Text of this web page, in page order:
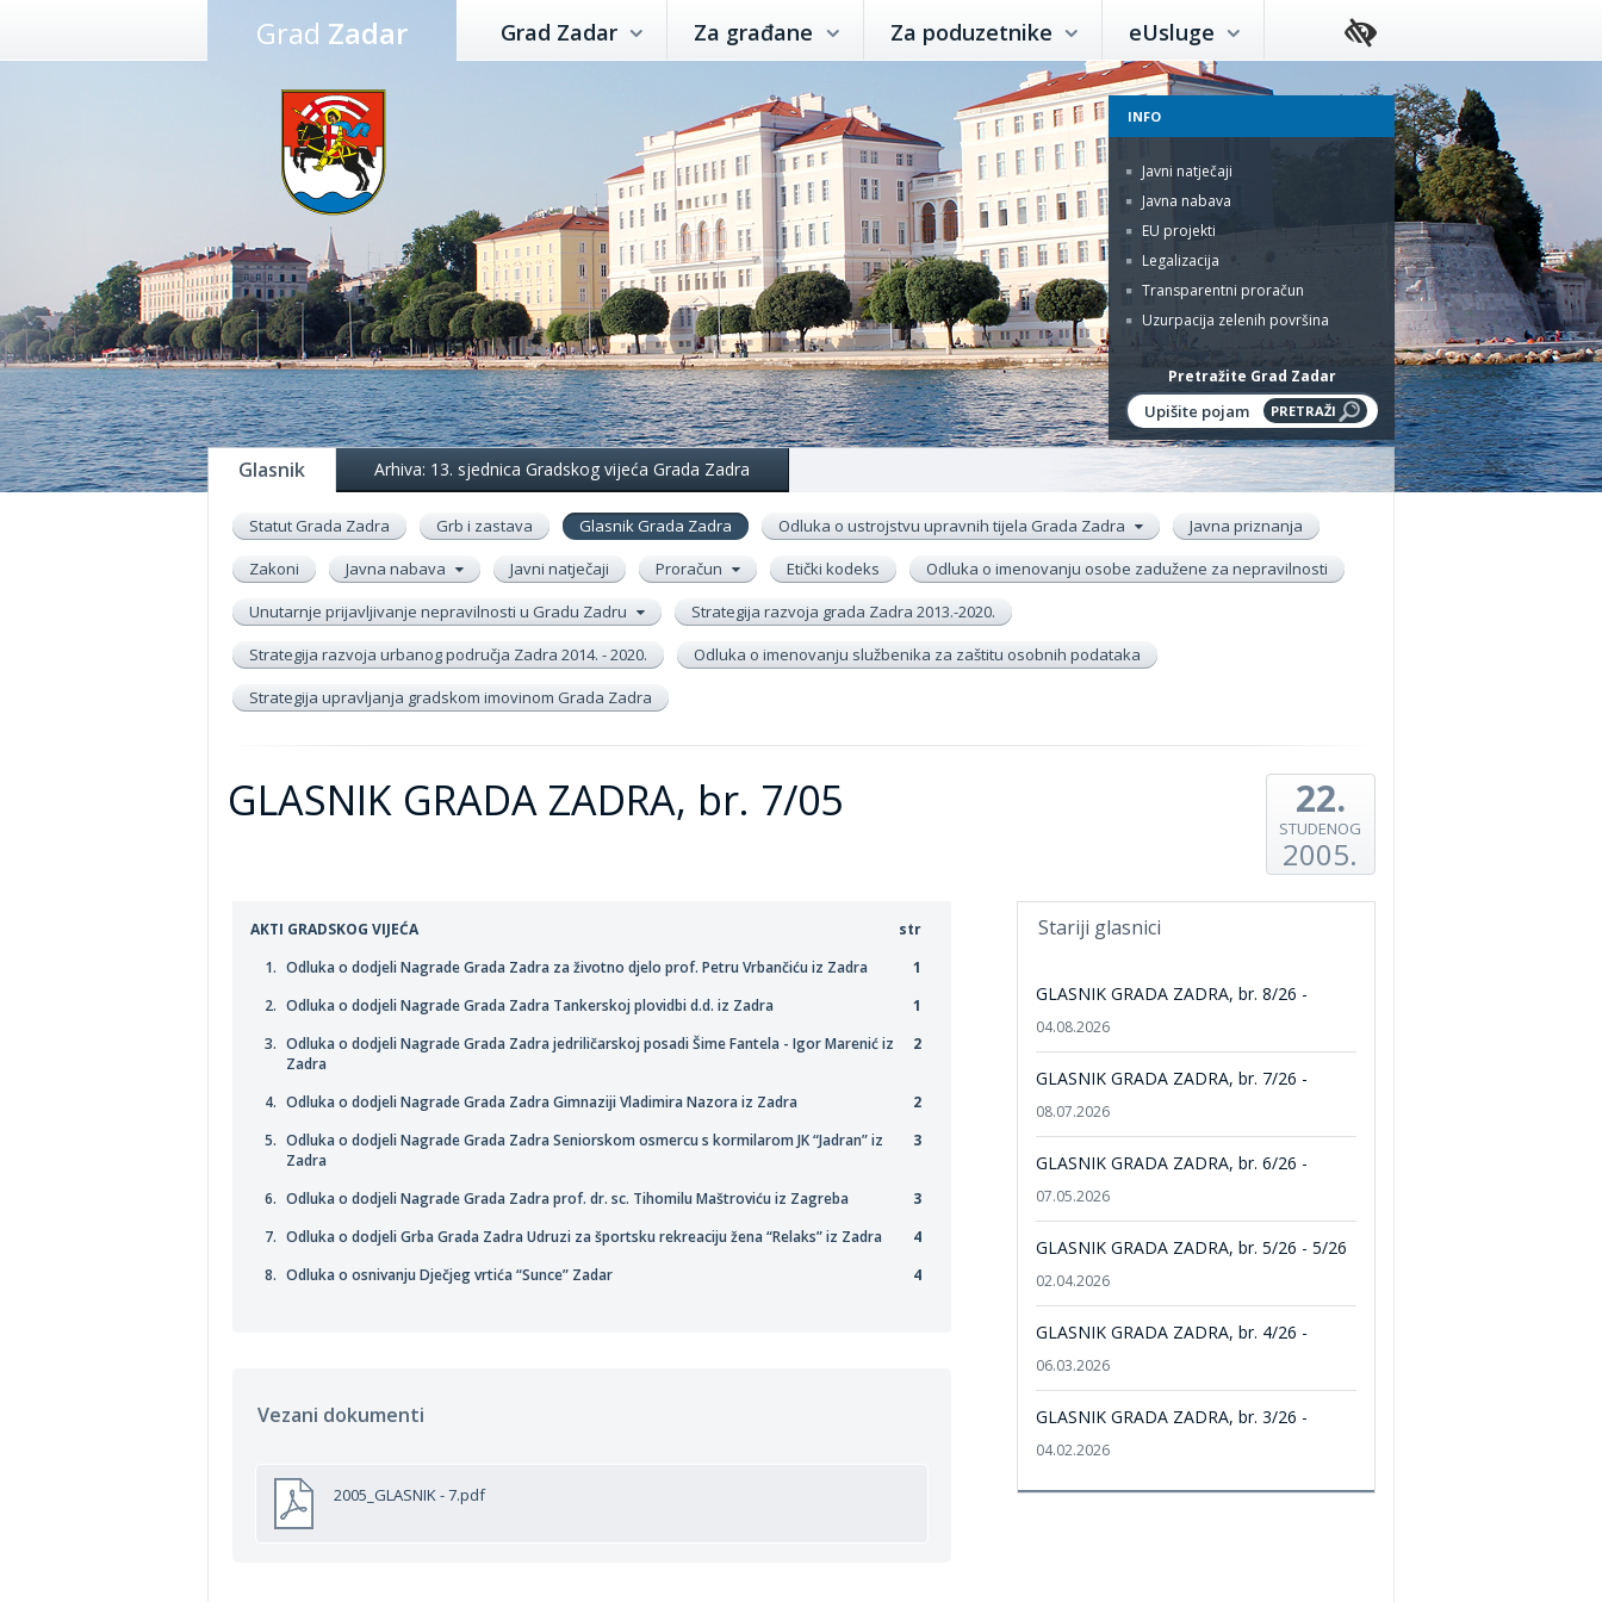
Preskoči
Grad Zadar Grad Zadar Za građane Za poduzetnike eUsluge
INFO
Javni natječaji
Javna nabava
EU projekti
Legalizacija
Transparentni proračun
Uzurpacija zelenih površina
Pretražite Grad Zadar
Glasnik Arhiva: 13. sjednica Gradskog vijeća Grada Zadra
Statut Grada Zadra Grb i zastava Glasnik Grada Zadra Odluka o ustrojstvu upravnih tijela Grada Zadra
Javna priznanja
Zakoni
Javna nabava Javni natječaji Proračun Etički kodeks
Odluka o imenovanju osobe zadužene za nepravilnosti
Unutarnje prijavljivanje nepravilnosti u Gradu Zadru
Strategija razvoja grada Zadra 2013.-2020.
Strategija razvoja urbanog područja Zadra 2014. - 2020.
Odluka o imenovanju službenika za zaštitu osobnih podataka
Strategija upravljanja gradskom imovinom Grada Zadra
GLASNIK GRADA ZADRA, br. 7/05 22.
STUDENOG
2005.
AKTI GRADSKOG VIJEĆA
str
1
Odluka o dodjeli Nagrade Grada Zadra za životno djelo prof. Petru Vrbančiću iz Zadra
1
Odluka o dodjeli Nagrade Grada Zadra Tankerskoj plovidbi d.d. iz Zadra
2
Odluka o dodjeli Nagrade Grada Zadra jedriličarskoj posadi Šime Fantela - Igor Marenić iz
Zadra
2
Odluka o dodjeli Nagrade Grada Zadra Gimnaziji Vladimira Nazora iz Zadra
3
Odluka o dodjeli Nagrade Grada Zadra Seniorskom osmercu s kormilarom JK “Jadran” iz
Zadra
3
Odluka o dodjeli Nagrade Grada Zadra prof. dr. sc. Tihomilu Maštroviću iz Zagreba
4
Odluka o dodjeli Grba Grada Zadra Udruzi za športsku rekreaciju žena “Relaks” iz Zadra
4
Odluka o osnivanju Dječjeg vrtića “Sunce” Zadar
Vezani dokumenti
2005_GLASNIK - 7.pdf
Stariji glasnici
GLASNIK GRADA ZADRA, br. 8/26 -
04.08.2026
GLASNIK GRADA ZADRA, br. 7/26 -
08.07.2026
GLASNIK GRADA ZADRA, br. 6/26 -
07.05.2026
GLASNIK GRADA ZADRA, br. 5/26 - 5/26
02.04.2026
GLASNIK GRADA ZADRA, br. 4/26 -
06.03.2026
GLASNIK GRADA ZADRA, br. 3/26 -
04.02.2026